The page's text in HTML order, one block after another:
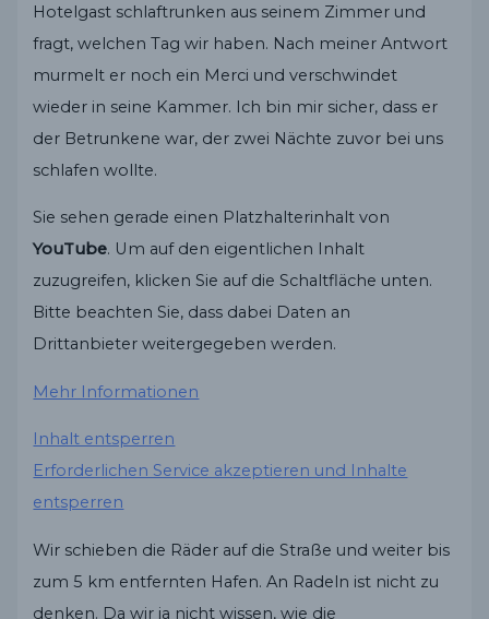
Hotelgast schlaftrunken aus seinem Zimmer und
fragt, welchen Tag wir haben. Nach meiner Antwort
murmelt er noch ein Merci und verschwindet
wieder in seine Kammer. Ich bin mir sicher, dass er
der Betrunkene war, der zwei Nächte zuvor bei uns
schlafen wollte.
Sie sehen gerade einen Platzhalterinhalt von
YouTube. Um auf den eigentlichen Inhalt
zuzugreifen, klicken Sie auf die Schaltfläche unten.
Bitte beachten Sie, dass dabei Daten an
Drittanbieter weitergegeben werden.
Mehr Informationen
Inhalt entsperren
Erforderlichen Service akzeptieren und Inhalte
entsperren
Wir schieben die Räder auf die Straße und weiter bis
zum 5 km entfernten Hafen. An Radeln ist nicht zu
denken. Da wir ja nicht wissen, wie die